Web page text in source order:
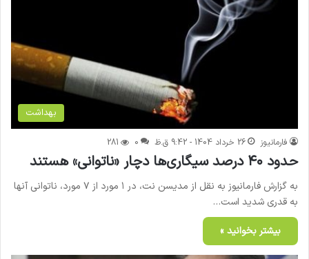
بهداشت
فارمانیوز 26 خرداد 1404 - 9:42 ق.ظ 0
281
حدود ۴۰ درصد سیگاری‌ها دچار «ناتوانی» هستند
به گزارش فارمانیوز به نقل از مدیسن نت، در ۱ مورد از ۷ مورد، ناتوانی آنها
به قدری شدید است…
بیشتر بخوانید »